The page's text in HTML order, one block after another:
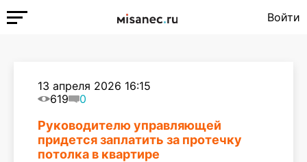
Войти
13 апреля 2026 16:15
619
0
Руководителю управляющей
придется заплатить за протечку
потолка в квартире